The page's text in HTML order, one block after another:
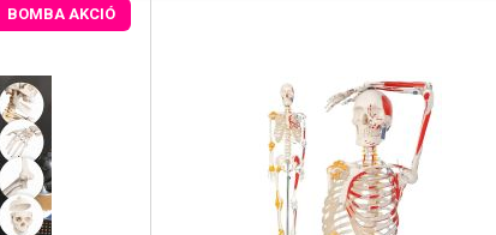
BOMBA AKCIÓ